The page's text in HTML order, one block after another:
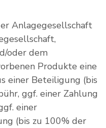
Anlagegesellschaft
oder dem
Produkte eine
einer Beteiligung (bis
ggf. einer Zahlung
einer
(bis zu 100% der